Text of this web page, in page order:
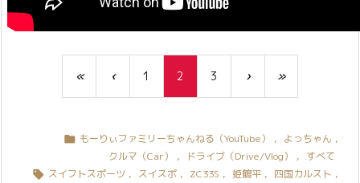
« ‹ 1 2 3 › »
 もーりぃファミリーちゃんねる（YouTube） , よっちゃん ,
クルマ（Car）
, ドライブ（Drive/Vlog） , すべて
 スイフトスポーツ , スイスポ , ZC33S , 姫鶴平 , 四国カルスト ,